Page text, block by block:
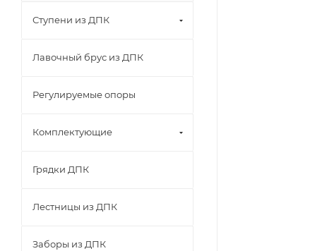
Ступени из ДПК
Лавочный брус из ДПК
Регулируемые опоры
Комплектующие
Грядки ДПК
Лестницы из ДПК
Заборы из ДПК